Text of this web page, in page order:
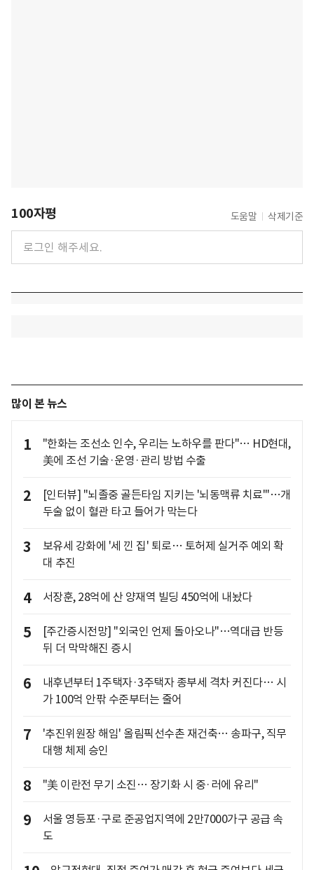
100자평 도움말 삭제기준
많이 본 뉴스
1
"한화는 조선소 인수, 우리는 노하우를 판다"… HD현대,
美에 조선 기술·운영·관리 방법 수출
2
[인터뷰] "뇌졸중 골든타임 지키는 '뇌동맥류 치료'"…개
두술 없이 혈관 타고 들어가 막는다
3
보유세 강화에 '세 낀 집' 퇴로… 토허제 실거주 예외 확
대 추진
4 서장훈, 28억에 산 양재역 빌딩 450억에 내놨다
5
[주간증시전망] "외국인 언제 돌아오나"…역대급 반등
뒤 더 막막해진 증시
6
내후년부터 1주택자·3주택자 종부세 격차 커진다… 시
가 100억 안팎 수준부터는 줄어
7
'추진위원장 해임' 올림픽선수촌 재건축… 송파구, 직무
대행 체제 승인
8 "美 이란전 무기 소진… 장기화 시 중·러에 유리"
9
서울 영등포·구로 준공업지역에 2만7000가구 공급 속
도